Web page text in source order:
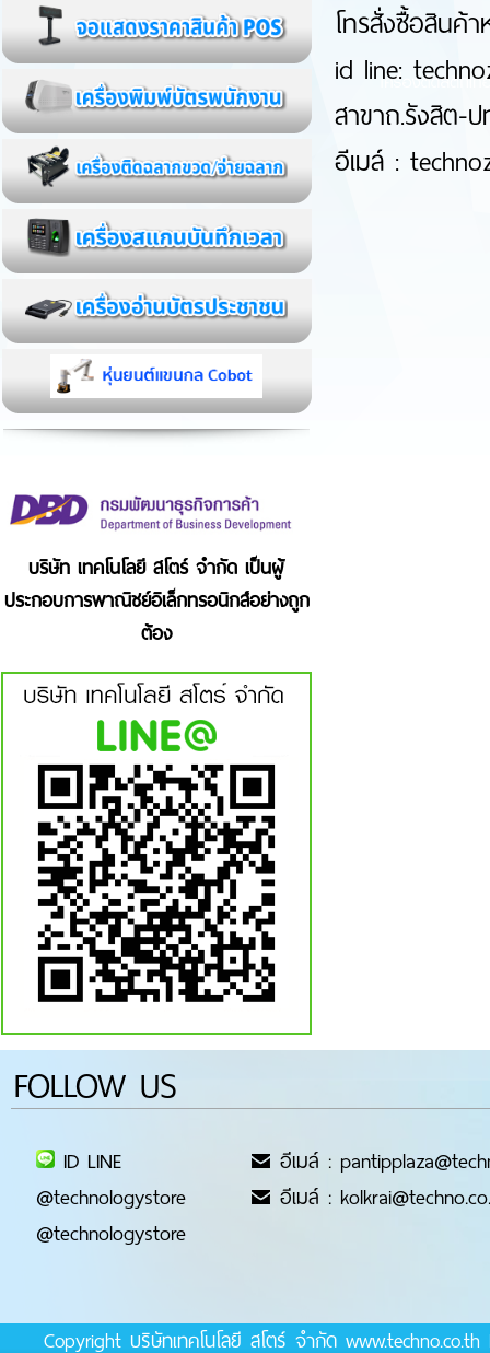
บริษัท เทคโนโลยี สโตร์ จำกัด เป็นผู้
ประกอบการพาณิชย์อิเล็กทรอนิกส์อย่างถูก
ต้อง
โทรสั่งซื้อสิน
id line:
สาขาถ.รังสิต-
อีเมล์ :
FOLLOW US
ID LINE
@technologystore
@technologystore
อีเมล์ :
อีเมล์ :
Copyright บริษัทเทคโนโลยี สโตร์ จำกัด